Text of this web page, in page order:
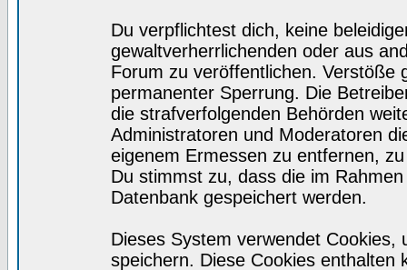
Du verpflichtest dich, keine
gewaltverherrlichenden oder aus
Forum zu veröffentlichen. Verstöße
permanenter Sperrung. Die
die strafverfolgenden Behörden
Administratoren und Moderatoren
eigenem Ermessen zu entfernen,
Du stimmst zu, dass die im
Datenbank gespeichert werden.
Dieses System verwendet
speichern. Diese Cookies enthalten